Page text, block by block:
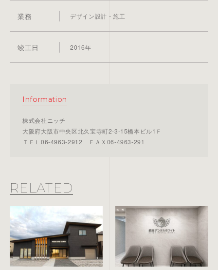
業務 デザイン設計・施工
竣工日 2016年
Information
株式会社ニッチ
大阪府大阪市中央区北久宝寺町2-3-15橋本ビル1Ｆ
ＴＥＬ06-4963-2912 ＦＡＸ06-4963-291
RELATED